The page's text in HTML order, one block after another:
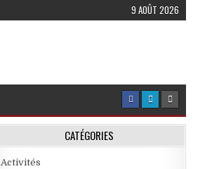
9 AOÛT 2026
CATÉGORIES
Activités